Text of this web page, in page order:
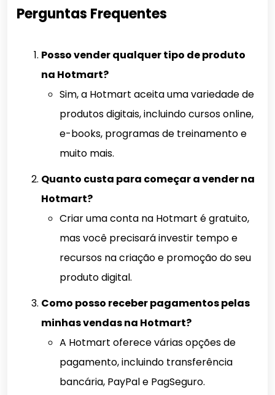
Perguntas Frequentes
Posso vender qualquer tipo de produto
na Hotmart?
Sim, a Hotmart aceita uma variedade de
produtos digitais, incluindo cursos online,
e-books, programas de treinamento e
muito mais.
Quanto custa para começar a vender na
Hotmart?
Criar uma conta na Hotmart é gratuito,
mas você precisará investir tempo e
recursos na criação e promoção do seu
produto digital.
Como posso receber pagamentos pelas
minhas vendas na Hotmart?
A Hotmart oferece várias opções de
pagamento, incluindo transferência
bancária, PayPal e PagSeguro.